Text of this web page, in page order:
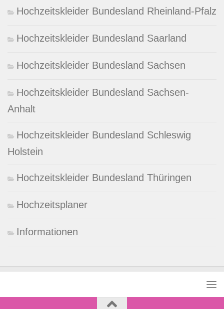
Hochzeitskleider Bundesland Rheinland-Pfalz
Hochzeitskleider Bundesland Saarland
Hochzeitskleider Bundesland Sachsen
Hochzeitskleider Bundesland Sachsen-
Anhalt
Hochzeitskleider Bundesland Schleswig
Holstein
Hochzeitskleider Bundesland Thüringen
Hochzeitsplaner
Informationen